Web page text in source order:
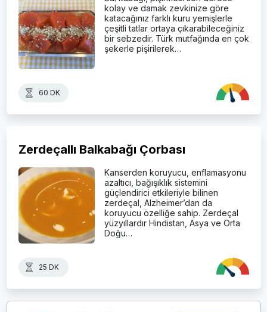
kolay ve damak zevkinize göre
katacağınız farklı kuru yemişlerle
çeşitli tatlar ortaya çıkarabileceğiniz
bir sebzedir. Türk mutfağında en çok
şekerle pişirilerek…
60 DK
Zerdeçallı Balkabağı Çorbası
Kanserden koruyucu, enflamasyonu
azaltıcı, bağışıklık sistemini
güçlendirici etkileriyle bilinen
zerdeçal, Alzheimer’dan da
koruyucu özelliğe sahip. Zerdeçal
yüzyıllardır Hindistan, Asya ve Orta
Doğu…
25 DK